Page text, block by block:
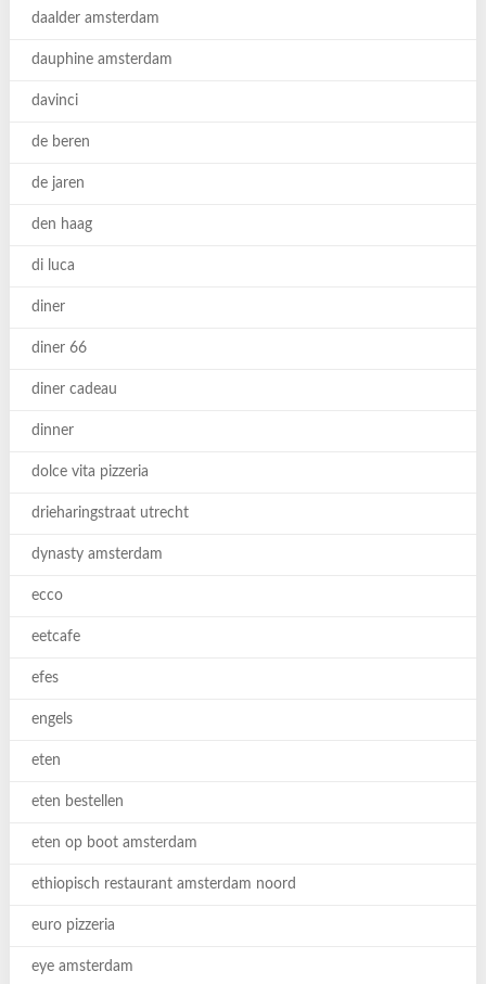
daalder amsterdam
dauphine amsterdam
davinci
de beren
de jaren
den haag
di luca
diner
diner 66
diner cadeau
dinner
dolce vita pizzeria
drieharingstraat utrecht
dynasty amsterdam
ecco
eetcafe
efes
engels
eten
eten bestellen
eten op boot amsterdam
ethiopisch restaurant amsterdam noord
euro pizzeria
eye amsterdam